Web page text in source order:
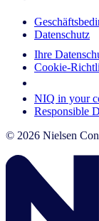
Datenschutz
Ihre
Cookie-
NIQ in your
Responsible
© 2026 Nielsen